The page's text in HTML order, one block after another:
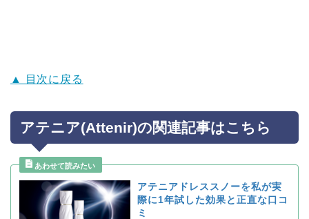
▲ 目次に戻る
アテニア(Attenir)の関連記事はこちら
アテニアドレススノーを私が実
際に1年試した効果と正直な口コ
ミ